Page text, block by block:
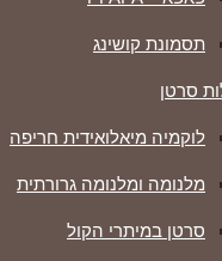
תסמונת קושינג
סרטן
לוקמיה מיאלואידית חריפה
מלנומה ומלנומה גרורתית
סרטן במיתרי הקול